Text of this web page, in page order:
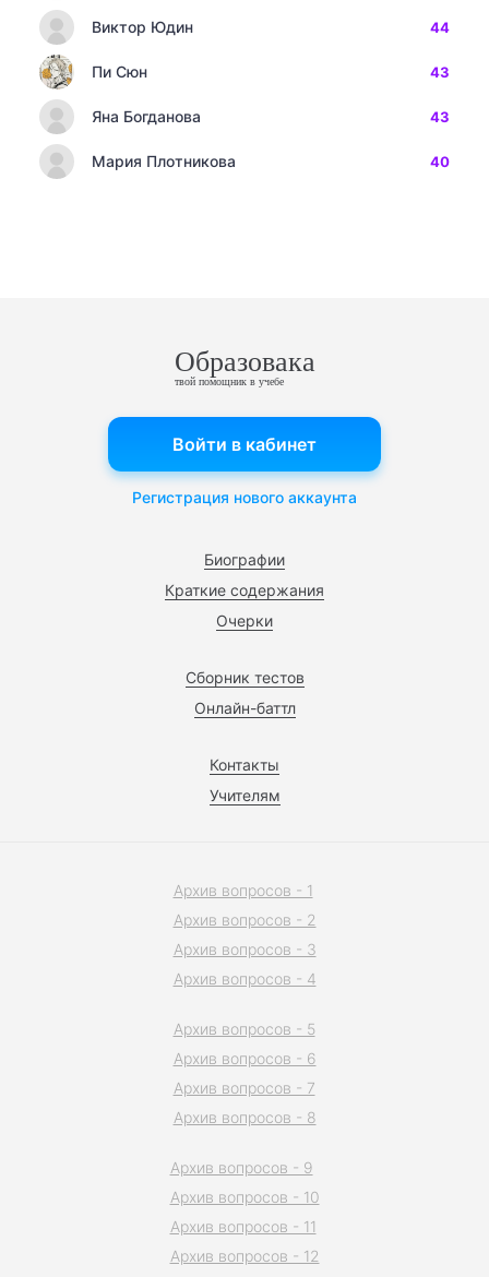
Виктор Юдин 44
Пи Сюн 43
Яна Богданова 43
Мария Плотникова 40
Образовака
твой помощник в учебе
Биографии
Краткие содержания
Очерки
Сборник тестов
Онлайн-баттл
Контакты
Учителям
Войти в кабинет
Регистрация нового аккаунта
Архив вопросов - 1
Архив вопросов - 2
Архив вопросов - 3
Архив вопросов - 4
Архив вопросов - 5
Архив вопросов - 6
Архив вопросов - 7
Архив вопросов - 8
Архив вопросов - 9
Архив вопросов - 10
Архив вопросов - 11
Архив вопросов - 12